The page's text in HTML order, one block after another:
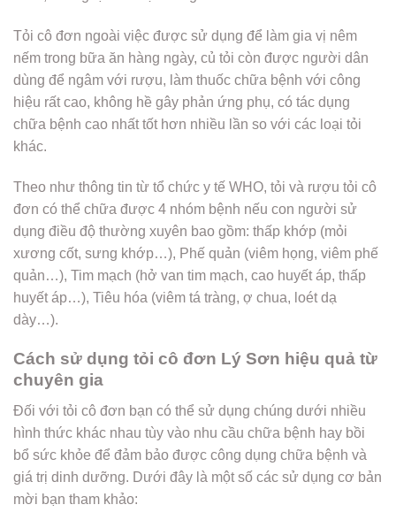
Tỏi cô đơn ngoài việc được sử dụng để làm gia vị nêm
nếm trong bữa ăn hàng ngày, củ tỏi còn được người dân
dùng để ngâm với rượu, làm thuốc chữa bệnh với công
hiệu rất cao, không hề gây phản ứng phụ, có tác dụng
chữa bệnh cao nhất tốt hơn nhiều lần so với các loại tỏi
khác.
Theo như thông tin từ tổ chức y tế WHO, tỏi và rượu tỏi cô
đơn có thể chữa được 4 nhóm bệnh nếu con người sử
dụng điều độ thường xuyên bao gồm: thấp khớp (mỏi
xương cốt, sưng khớp…), Phế quản (viêm họng, viêm phế
quản…), Tim mạch (hở van tim mạch, cao huyết áp, thấp
huyết áp…), Tiêu hóa (viêm tá tràng, ợ chua, loét dạ
dày…).
Cách sử dụng tỏi cô đơn Lý Sơn hiệu quả từ
chuyên gia
Đối với tỏi cô đơn bạn có thể sử dụng chúng dưới nhiều
hình thức khác nhau tùy vào nhu cầu chữa bệnh hay bồi
bổ sức khỏe để đảm bảo được công dụng chữa bệnh và
giá trị dinh dưỡng. Dưới đây là một số các sử dụng cơ bản
mời bạn tham khảo: